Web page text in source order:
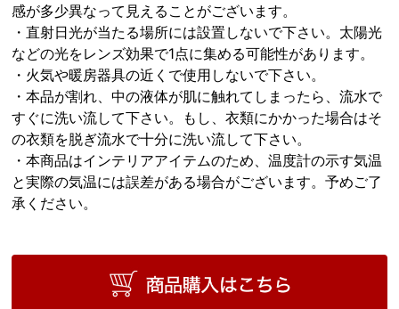
感が多少異なって見えることがございます。
・直射日光が当たる場所には設置しないで下さい。太陽光
などの光をレンズ効果で1点に集める可能性があります。
・火気や暖房器具の近くで使用しないで下さい。
・本品が割れ、中の液体が肌に触れてしまったら、流水で
すぐに洗い流して下さい。もし、衣類にかかった場合はそ
の衣類を脱ぎ流水で十分に洗い流して下さい。
・本商品はインテリアアイテムのため、温度計の示す気温
と実際の気温には誤差がある場合がございます。予めご了
承ください。